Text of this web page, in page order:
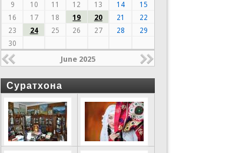
9
10 11 12 13 14
15
16
17 18 19 20 21
22
23
24 25 26 27 28
29
30
June 2025
Суратхона